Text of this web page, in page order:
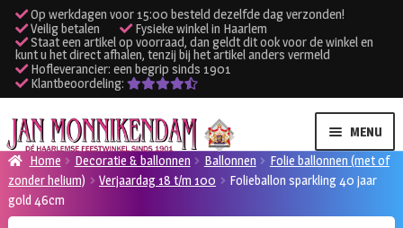
Op werkdagen voor 15:00 besteld dezelfde dag verzonden!
Veilig betalen
Fysieke winkel in Haarlem
Staat een artikel op voorraad, dan geldt dit ook voor de winkel en
kunt u het direct afhalen, tenzij bij het artikel anders vermeld
Hofleverancier: een begrip sinds 1901
Klantbeoordeling:
Ga
door
naar
navigatie
Ga
naar
de
inhoud
MENU
Verhuur kleding
Home Decoratie & ballonnen Ballonnen
Folie ballonnen (met of
zonder helium)
Verjaardag 18 t/m 100
Folieballon sparkling 40 jaar
gold 46cm